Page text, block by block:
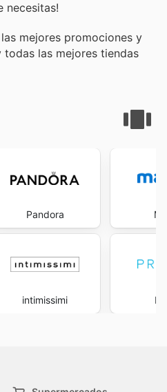
necesitas!
mejores promociones y
todas las mejores tiendas
Pandora
intimissimi